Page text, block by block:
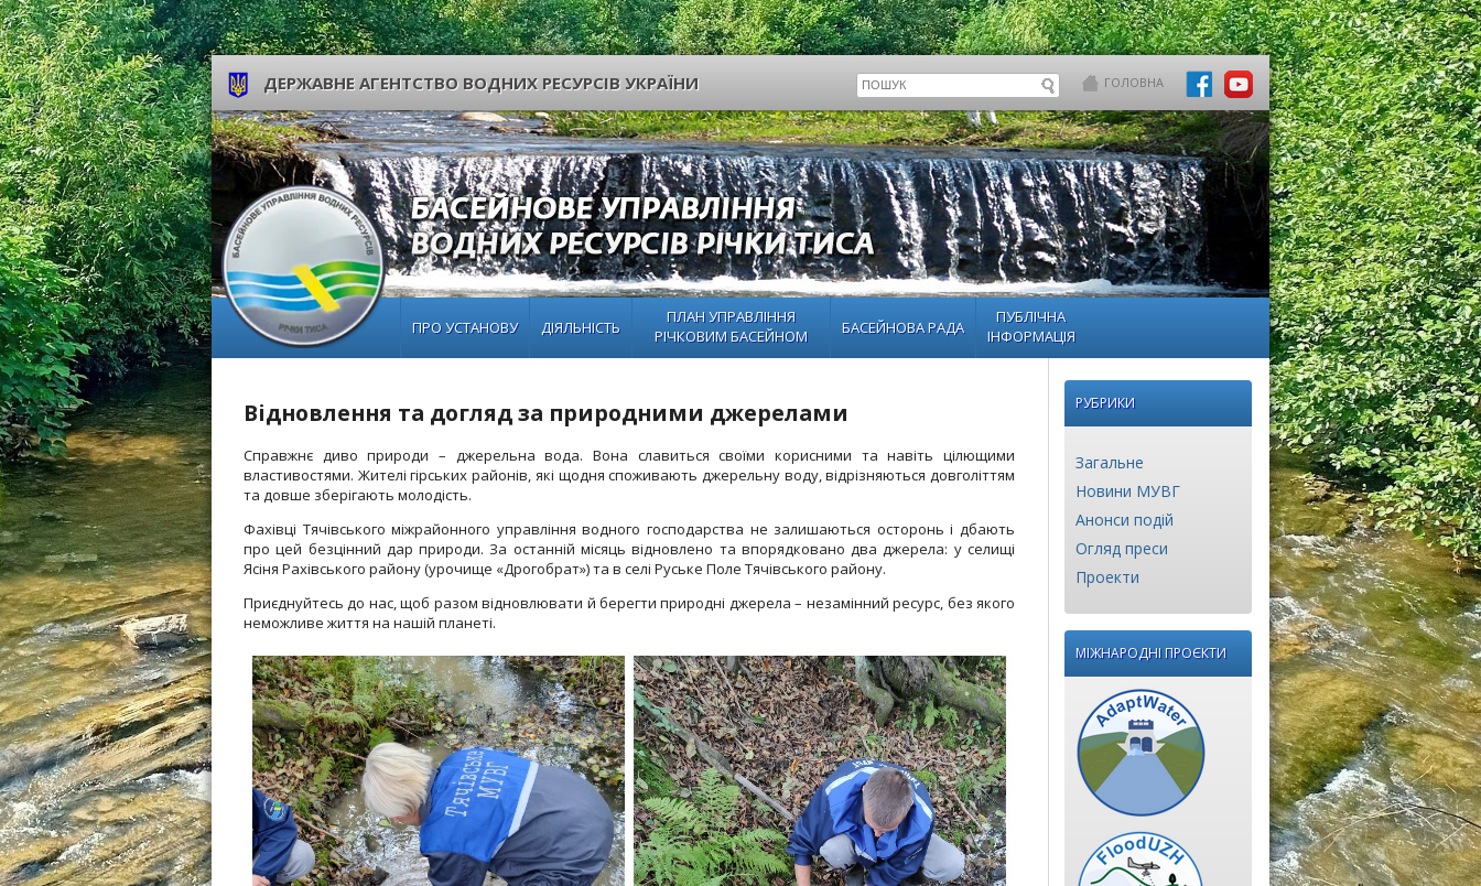
ДЕРЖАВНЕ АГЕНТСТВО ВОДНИХ РЕСУРСІВ УКРАЇНИ ГОЛОВНА
ПРО УСТАНОВУ ДІЯЛЬНІСТЬ
ПЛАН УПРАВЛІННЯ
РІЧКОВИМ БАСЕЙНОМ
БАСЕЙНОВА РАДА
ПУБЛІЧНА
ІНФОРМАЦІЯ
Відновлення та догляд за природними джерелами
Справжнє диво природи – джерельна вода. Вона славиться своїми корисними та навіть цілющими
властивостями. Жителі гірських районів, які щодня споживають джерельну воду, відрізняються довголіттям
та довше зберігають молодість.
Фахівці Тячівського міжрайонного управління водного господарства не залишаються осторонь і дбають
про цей безцінний дар природи. За останній місяць відновлено та впорядковано два джерела: у селищі
Ясіня Рахівського району (урочище «Дрогобрат») та в селі Руське Поле Тячівського району.
Приєднуйтесь до нас, щоб разом відновлювати й берегти природні джерела – незамінний ресурс, без якого
неможливе життя на нашій планеті.
РУБРИКИ
Загальне
Новини МУВГ
Анонси подій
Огляд преси
Проекти
МІЖНАРОДНІ ПРОЄКТИ